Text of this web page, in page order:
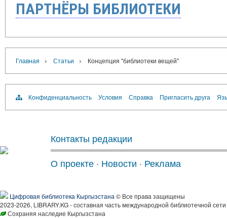
ПАРТНЁРЫ БИБЛИОТЕКИ
Главная › Статьи › Концепция "библиотеки вещей"
Конфиденциальность Условия Справка Пригласить друга
Контакты редакции
О проекте · Новости · Реклама
Цифровая библиотека Кыргызстана © Все права защищены
2023-2026, LIBRARY.KG - составная часть международной библиотечной
Сохраняя наследие Кыргызстана